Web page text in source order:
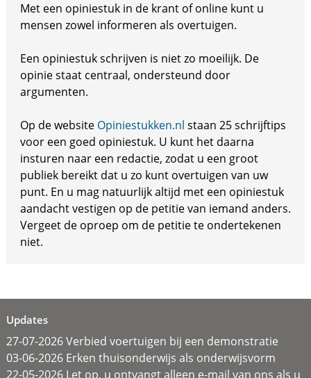
Met een opiniestuk in de krant of online kunt u
mensen zowel informeren als overtuigen.
Een opiniestuk schrijven is niet zo moeilijk. De
opinie staat centraal, ondersteund door
argumenten.
Op de website Opiniestukken.nl staan 25 schrijftips
voor een goed opiniestuk. U kunt het daarna
insturen naar een redactie, zodat u een groot
publiek bereikt dat u zo kunt overtuigen van uw
punt. En u mag natuurlijk altijd met een opiniestuk
aandacht vestigen op de petitie van iemand anders.
Vergeet de oproep om de petitie te ondertekenen
niet.
Updates
27-07-2026 Verbied voertuigen bij een demonstratie
03-06-2026 Erken thuisonderwijs als onderwijsvorm
22-05-2026 Let op, u ontvangt alleen e-mail van ons als u